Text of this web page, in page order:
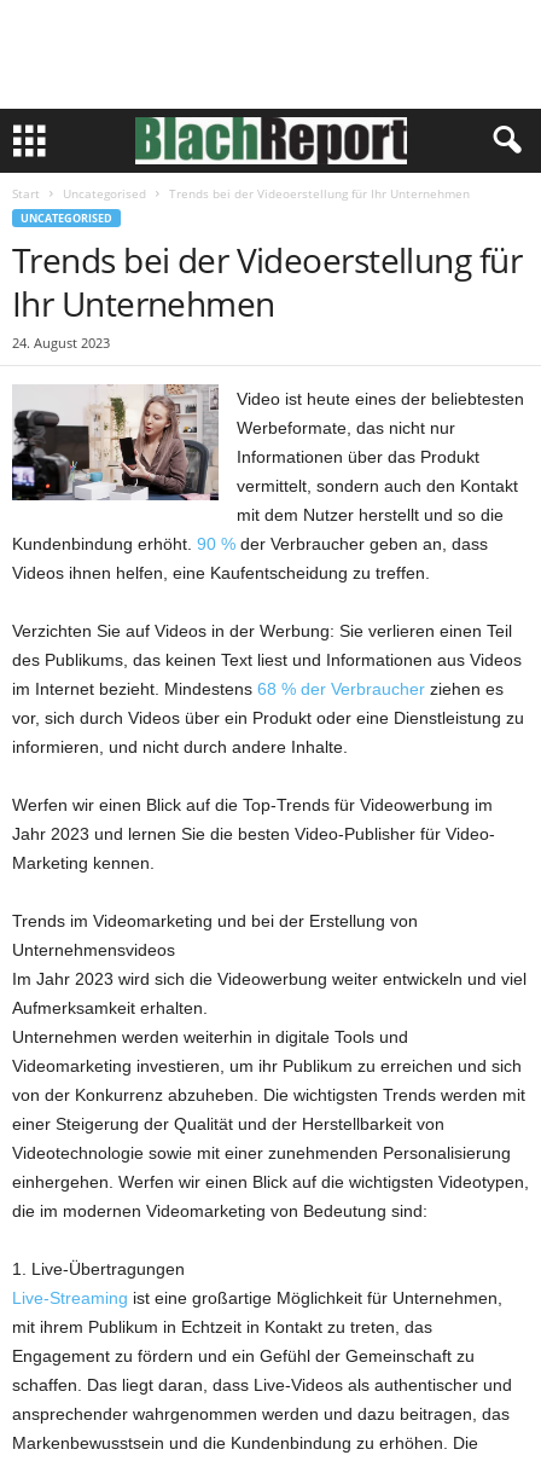
Start Uncategorised Trends bei der Videoerstellung für Ihr Unternehmen
UNCATEGORISED
Trends bei der Videoerstellung für
Ihr Unternehmen
24. August 2023
Video ist heute eines der beliebtesten
Werbeformate, das nicht nur
Informationen über das Produkt
vermittelt, sondern auch den Kontakt
mit dem Nutzer herstellt und so die
Kundenbindung erhöht. 90 % der Verbraucher geben an, dass
Videos ihnen helfen, eine Kaufentscheidung zu treffen.
Verzichten Sie auf Videos in der Werbung: Sie verlieren einen Teil
des Publikums, das keinen Text liest und Informationen aus Videos
im Internet bezieht. Mindestens 68 % der Verbraucher ziehen es
vor, sich durch Videos über ein Produkt oder eine Dienstleistung zu
informieren, und nicht durch andere Inhalte.
Werfen wir einen Blick auf die Top-Trends für Videowerbung im
Jahr 2023 und lernen Sie die besten Video-Publisher für Video-
Marketing kennen.
Trends im Videomarketing und bei der Erstellung von
Unternehmensvideos
Im Jahr 2023 wird sich die Videowerbung weiter entwickeln und viel
Aufmerksamkeit erhalten.
Unternehmen werden weiterhin in digitale Tools und
Videomarketing investieren, um ihr Publikum zu erreichen und sich
von der Konkurrenz abzuheben. Die wichtigsten Trends werden mit
einer Steigerung der Qualität und der Herstellbarkeit von
Videotechnologie sowie mit einer zunehmenden Personalisierung
einhergehen. Werfen wir einen Blick auf die wichtigsten Videotypen,
die im modernen Videomarketing von Bedeutung sind:
1. Live-Übertragungen
Live-Streaming ist eine großartige Möglichkeit für Unternehmen,
mit ihrem Publikum in Echtzeit in Kontakt zu treten, das
Engagement zu fördern und ein Gefühl der Gemeinschaft zu
schaffen. Das liegt daran, dass Live-Videos als authentischer und
ansprechender wahrgenommen werden und dazu beitragen, das
Markenbewusstsein und die Kundenbindung zu erhöhen. Die